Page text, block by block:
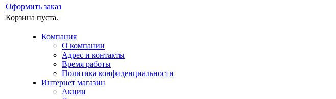
Оформить заказ
Корзина пуста.
Компания
О компании
Адрес и контакты
Время работы
Политика конфиденциальности
Интернет магазин
Акции